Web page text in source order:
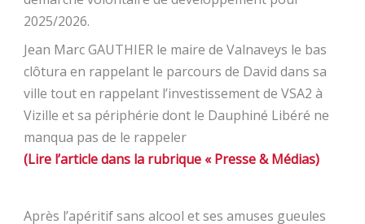
2025/2026.
Jean Marc GAUTHIER le maire de Valnaveys le bas
clôtura en rappelant le parcours de David dans sa
ville tout en rappelant l’investissement de VSA2 à
Vizille et sa périphérie dont le Dauphiné Libéré ne
manqua pas de le rappeler
(Lire l’article dans la rubrique « Presse & Médias)
Après l’apéritif sans alcool et ses amuses gueules